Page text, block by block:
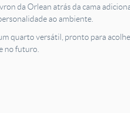
da Orlean atrás da cama
ao ambiente.
quarto versátil, pronto para
no futuro.